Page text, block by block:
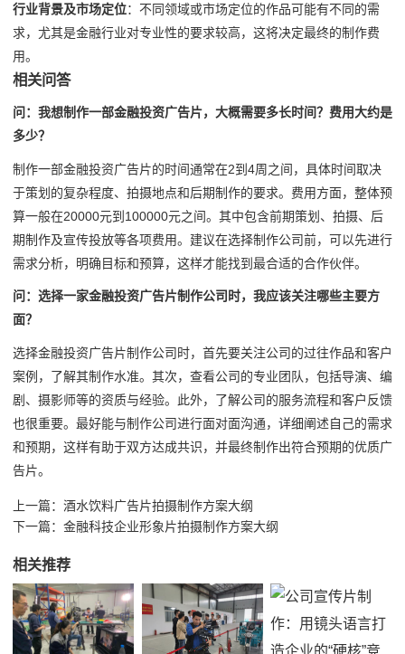
行业背景及市场定位：不同领域或市场定位的作品可能有不同的需
求，尤其是金融行业对专业性的要求较高，这将决定最终的制作费
用。
相关问答
问：我想制作一部金融投资广告片，大概需要多长时间？费用大约是
多少？
制作一部金融投资广告片的时间通常在2到4周之间，具体时间取决
于策划的复杂程度、拍摄地点和后期制作的要求。费用方面，整体预
算一般在20000元到100000元之间。其中包含前期策划、拍摄、后
期制作及宣传投放等各项费用。建议在选择制作公司前，可以先进行
需求分析，明确目标和预算，这样才能找到最合适的合作伙伴。
问：选择一家金融投资广告片制作公司时，我应该关注哪些主要方
面？
选择金融投资广告片制作公司时，首先要关注公司的过往作品和客户
案例，了解其制作水准。其次，查看公司的专业团队，包括导演、编
剧、摄影师等的资质与经验。此外，了解公司的服务流程和客户反馈
也很重要。最好能与制作公司进行面对面沟通，详细阐述自己的需求
和预期，这样有助于双方达成共识，并最终制作出符合预期的优质广
告片。
上一篇： 酒水饮料广告片拍摄制作方案大纲
下一篇： 金融科技企业形象片拍摄制作方案大纲
相关推荐